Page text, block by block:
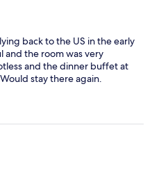
back to the US in the early
and the room was very
and the dinner buffet at
stay there again.